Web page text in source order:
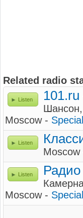
Related radio
Listen
Шансон,
Moscow -
Listen
Moscow
Listen
Moscow -